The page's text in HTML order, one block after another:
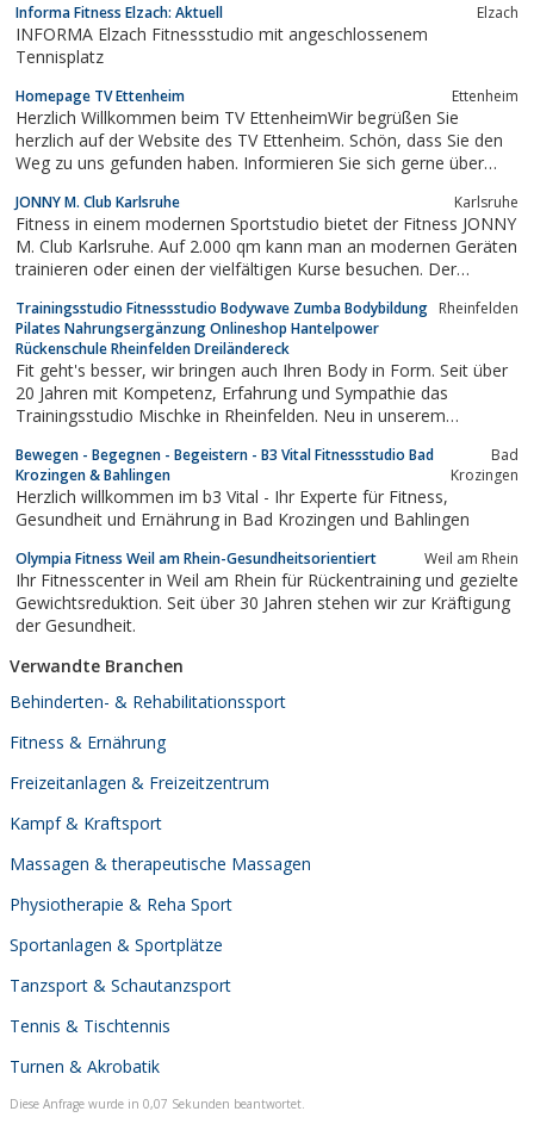
Informa Fitness Elzach: Aktuell Elzach
INFORMA Elzach Fitnessstudio mit angeschlossenem
Tennisplatz
Homepage TV Ettenheim Ettenheim
Herzlich Willkommen beim TV EttenheimWir begrüßen Sie
herzlich auf der Website des TV Ettenheim. Schön, dass Sie den
Weg zu uns gefunden haben. Informieren Sie sich gerne über
finden Sie ein abwechslungsreiches Sportangebot für jede
Altersklasse - beispielsweise...
JONNY M. Club Karlsruhe Karlsruhe
Fitness in einem modernen Sportstudio bietet der Fitness JONNY
M. Club Karlsruhe. Auf 2.000 qm kann man an modernen Geräten
trainieren oder einen der vielfältigen Kurse besuchen. Der
Trainingsstudio Fitnessstudio Bodywave Zumba Bodybildung
Pilates Nahrungsergänzung Onlineshop Hantelpower
Rückenschule Rheinfelden Dreiländereck
Rheinfelden
Fit geht's besser, wir bringen auch Ihren Body in Form. Seit über
20 Jahren mit Kompetenz, Erfahrung und Sympathie das
Trainingsstudio Mischke in Rheinfelden. Neu in unserem
kg abnehmen in vier Wochen mit unserer Bodywave-Licht
Therapie. In unserem Onlineshop finden...
Bewegen - Begegnen - Begeistern - B3 Vital Fitnessstudio Bad
Krozingen & Bahlingen
Bad
Krozingen
Herzlich willkommen im b3 Vital - Ihr Experte für Fitness,
Gesundheit und Ernährung in Bad Krozingen und Bahlingen
Olympia Fitness Weil am Rhein-Gesundheitsorientiert Weil am Rhein
Ihr Fitnesscenter in Weil am Rhein für Rückentraining und gezielte
Gewichtsreduktion. Seit über 30 Jahren stehen wir zur Kräftigung
der Gesundheit.
Verwandte Branchen
Behinderten- & Rehabilitationssport
Fitness & Ernährung
Freizeitanlagen & Freizeitzentrum
Kampf & Kraftsport
Massagen & therapeutische Massagen
Physiotherapie & Reha Sport
Sportanlagen & Sportplätze
Tanzsport & Schautanzsport
Tennis & Tischtennis
Turnen & Akrobatik
Diese Anfrage wurde in 0,07 Sekunden beantwortet.